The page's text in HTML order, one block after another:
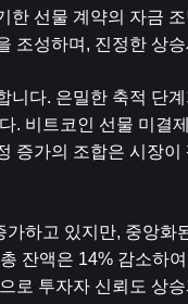
선물 계약의 자금
조성하며, 진정한 상
다. 은밀한 축적 단
. 비트코인 ​​선물 미결
증가의 조합은 시장
하고 있지만, 중앙
잔액은 14% 감소하
로 투자자 신뢰도 상